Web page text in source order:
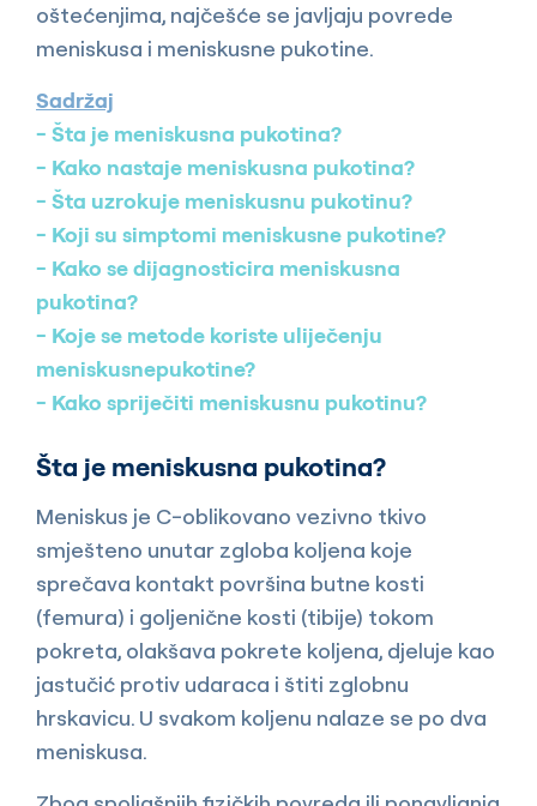
oštećenjima, najčešće se javljaju povrede
meniskusa i meniskusne pukotine.
Sadržaj
Šta je meniskusna pukotina?
Kako nastaje meniskusna pukotina?
Šta uzrokuje meniskusnu pukotinu?
Koji su simptomi meniskusne pukotine?
Kako se dijagnosticira meniskusna
pukotina?
Koje se metode koriste uliječenju
meniskusnepukotine?
Kako spriječiti meniskusnu pukotinu?
Šta je meniskusna pukotina?
Meniskus je C-oblikovano vezivno tkivo
smješteno unutar zgloba koljena koje
sprečava kontakt površina butne kosti
(femura) i goljenične kosti (tibije) tokom
pokreta, olakšava pokrete koljena, djeluje kao
jastučić protiv udaraca i štiti zglobnu
hrskavicu. U svakom koljenu nalaze se po dva
meniskusa.